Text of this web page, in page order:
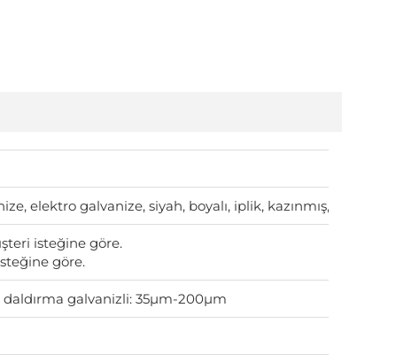
elektro galvanize, siyah, boyalı, iplik, kazınmış, soket.
isteğine göre.
göre.
galvanizli: 35μm-200μm